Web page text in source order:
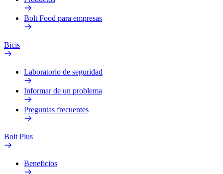
Bolt Food para empresas
Bicis
Laboratorio de seguridad
Informar de un problema
Preguntas frecuentes
Bolt Plus
Beneficios